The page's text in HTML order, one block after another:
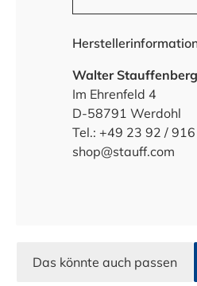
Walter Stauffenberg
Im Ehrenfeld 4
D-58791 Werdohl
Tel.: +49 23 92 /
shop@stauff.com
Das könnte auch passen